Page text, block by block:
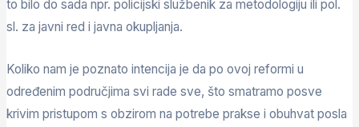
to bilo do sada npr. policijski službenik za metodologiju ili pol.
sl. za javni red i javna okupljanja.
Koliko nam je poznato intencija je da po ovoj reformi u
određenim područjima svi rade sve, što smatramo posve
krivim pristupom s obzirom na potrebe prakse i obuhvat posla